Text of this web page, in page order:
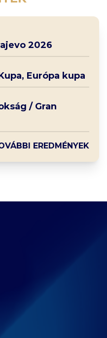
2026
Európa kupa
/ Gran
EREDMÉNYEK